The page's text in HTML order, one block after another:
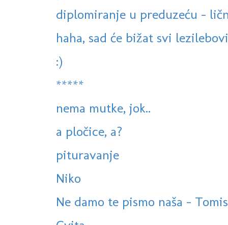
diplomiranje u preduzeću -
haha, sad će bižat svi
:)
*****
nema mutke, jok..
a pločice, a?
pituravanje
Niko
Ne damo te pismo naša -